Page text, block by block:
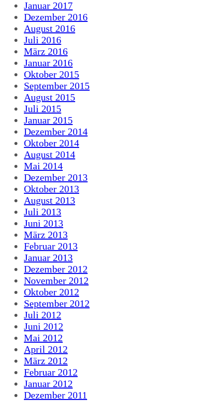
Januar 2017
Dezember 2016
August 2016
Juli 2016
März 2016
Januar 2016
Oktober 2015
September 2015
August 2015
Juli 2015
Januar 2015
Dezember 2014
Oktober 2014
August 2014
Mai 2014
Dezember 2013
Oktober 2013
August 2013
Juli 2013
Juni 2013
März 2013
Februar 2013
Januar 2013
Dezember 2012
November 2012
Oktober 2012
September 2012
Juli 2012
Juni 2012
Mai 2012
April 2012
März 2012
Februar 2012
Januar 2012
Dezember 2011